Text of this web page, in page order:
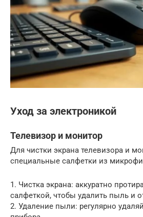
Уход за электроникой
Телевизор и монитор
Для чистки экрана телевизора и
специальные салфетки из
1. Чистка экрана: аккуратно
салфеткой, чтобы удалить пыль и
2. Удаление пыли: регулярно